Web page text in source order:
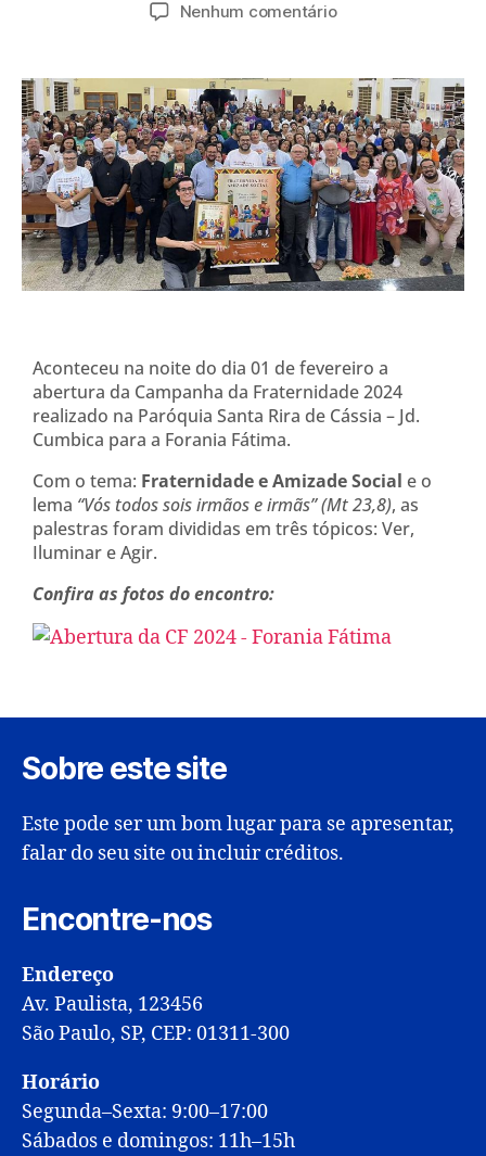
Nenhum comentário
Aconteceu na noite do dia 01 de fevereiro a
abertura da Campanha da Fraternidade 2024
realizado na Paróquia Santa Rira de Cássia – Jd.
Cumbica para a Forania Fátima.
Com o tema: Fraternidade e Amizade Social e o
lema “Vós todos sois irmãos e irmãs”(Mt 23,8), as
palestras foram divididas em três tópicos: Ver,
Iluminar e Agir.
Confira as fotos do encontro:
Sobre este site
Este pode ser um bom lugar para se apresentar,
falar do seu site ou incluir créditos.
Encontre-nos
Endereço
Av. Paulista, 123456
São Paulo, SP, CEP: 01311-300
Horário
Segunda–Sexta: 9:00–17:00
Sábados e domingos: 11h–15h